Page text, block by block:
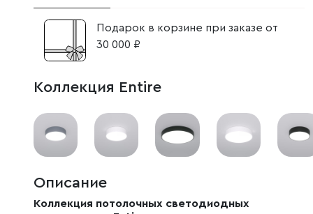
Подарок в корзине при заказе от
30 000 ₽
Коллекция Entire
Описание
Коллекция потолочных светодиодных